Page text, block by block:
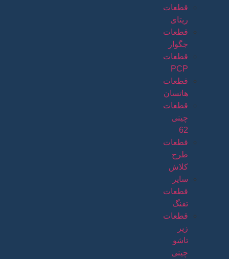
قطعات
ریتای
قطعات
جگوار
قطعات
PCP
قطعات
هاتسان
قطعات
چینی
62
قطعات
طرح
کلاش
سایر
قطعات
تفنگ
قطعات
زیر
تاشو
چینی